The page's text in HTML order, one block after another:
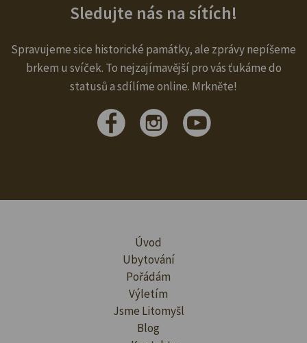
Sledujte nás na sítích!
Spravujeme sice historické památky, ale zprávy nepíšeme
brkem u svíček. To nejzajímavější pro vás ťukáme do
statusů a sdílíme online. Mrkněte!
Úvod
Ubytování
Pořádám
Výletím
Jsme Litomyšl
Blog